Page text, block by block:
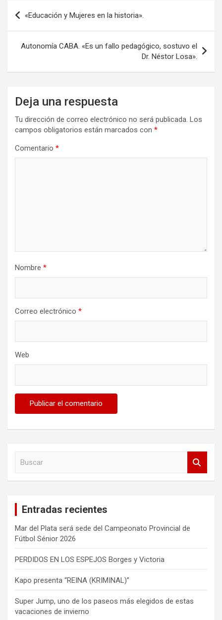
o
k
o
n
tir
Navegación
de
entradas
«Educación y Mujeres en la historia».
Autonomía CABA. «Es un fallo pedagógico, sostuvo el
Dr. Néstor Losa».
Deja una respuesta
Tu dirección de correo electrónico no será publicada. Los
campos obligatorios están marcados con *
Comentario *
Nombre *
Correo electrónico *
Web
Entradas recientes
Mar del Plata será sede del Campeonato Provincial de
Fútbol Sénior 2026
PERDIDOS EN LOS ESPEJOS Borges y Victoria
Kapo presenta “REINA (KRIMINAL)”
Super Jump, uno de los paseos más elegidos de estas
vacaciones de invierno